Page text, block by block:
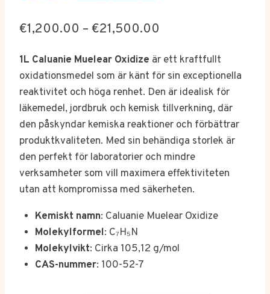
baserat på
€1,200.00 – €21,500.00
till
€21,500.00
1L Caluanie Muelear Oxidize är ett kraftfullt
oxidationsmedel som är känt för sin exceptionella
reaktivitet och höga renhet. Den är idealisk för
läkemedel, jordbruk och kemisk tillverkning, där
den påskyndar kemiska reaktioner och förbättrar
produktkvaliteten. Med sin behändiga storlek är
den perfekt för laboratorier och mindre
verksamheter som vill maximera effektiviteten
utan att kompromissa med säkerheten.
Kemiskt namn: Caluanie Muelear Oxidize
Molekylformel: C₇H₅N
Molekylvikt: Cirka 105,12 g/mol
CAS-nummer: 100-52-7